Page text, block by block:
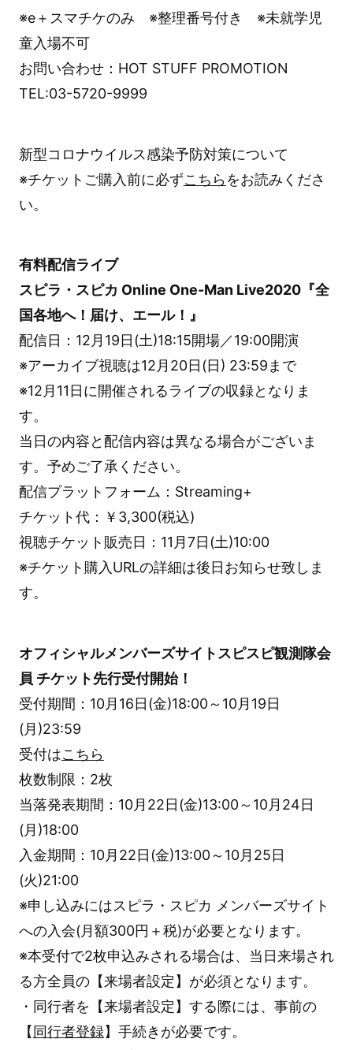
※e＋スマチケのみ ※整理番号付き ※未就学児
童入場不可
お問い合わせ：HOT STUFF PROMOTION
TEL:03-5720-9999
新型コロナウイルス感染予防対策について
※チケットご購入前に必ずこちら をお読みくださ
い。
有料配信ライブ
スピラ・スピカ Online One-Man Live2020『全
国各地へ！届け、エール！』
配信日：12月19日(土)18:15開場／19:00開演
※アーカイブ視聴は12月20日(日) 23:59まで
※12月11日に開催されるライブの収録となりま
す。
当日の内容と配信内容は異なる場合がございま
す。予めご了承ください。
配信プラットフォーム：Streaming+
チケット代：￥3,300(税込)
視聴チケット販売日：11月7日(土)10:00
※チケット購入URLの詳細は後日お知らせ致しま
す。
オフィシャルメンバーズサイトスピスピ観測隊会
員 チケット先行受付開始！
受付期間：10月16日(金)18:00～10月19日
(月)23:59
受付はこちら
枚数制限：2枚
当落発表期間：10月22日(金)13:00～10月24日
(月)18:00
入金期間：10月22日(金)13:00～10月25日
(火)21:00
※申し込みにはスピラ・スピカ メンバーズサイト
への入会(月額300円＋税)が必要となります。
※本受付で2枚申込みされる場合は、当日来場され
る方全員の【来場者設定】が必須となります。
・同行者を【来場者設定】する際には、事前の
【 同行者登録】手続きが必要です。